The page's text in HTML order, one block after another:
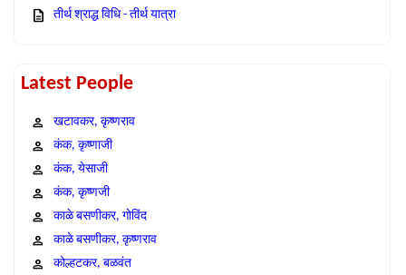
तीर्थ श्राद्ध विधि - तीर्थ यात्रा
Latest People
खटावकर, कृष्णराव
कंक, कृष्णाजी
कंक, येसाजी
कंक, कृष्णजी
काळे बसणीकर, गोविंद
काळे बसणीकर, कृष्णराव
कोल्हटकर, बळवंत